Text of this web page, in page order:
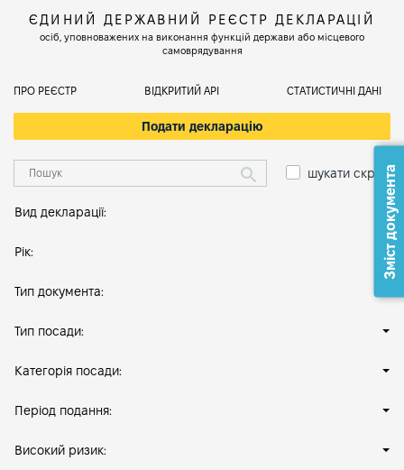
ЄДИНИЙ ДЕРЖАВНИЙ РЕЄСТР ДЕКЛАРАЦІЙ
осіб, уповноважених на виконання функцій держави або місцевого
самоврядування
ПРО РЕЄСТР ВІДКРИТИЙ АРІ СТАТИСТИЧНІ ДАНІ
Подати декларацію
шукати скрізь
Вид декларації:
Рік:
Тип документа:
Тип посади:
Категорія посади:
Період подання:
Високий ризик:
Зміст документа